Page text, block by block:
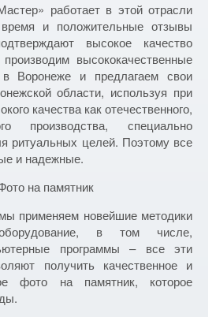
работает в этой отрасли
время и положительные отзывы
высокое качество
высококачественные
Воронеже и предлагаем свои
области, используя при
качества как отечественного,
производства, специально
ритуальных целей. Поэтому все
и надежные.
применяем новейшие методики
в том числе,
программы – все эти
получить качественное и
фото на памятник, которое